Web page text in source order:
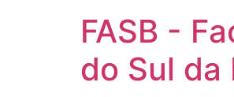
FASB -
do Sul da